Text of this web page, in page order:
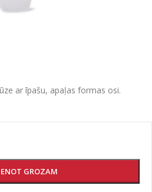
ar īpašu, apaļas formas osi.
GROZAM